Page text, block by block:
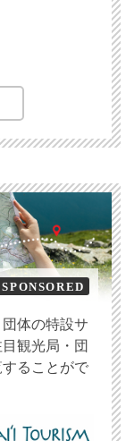
SPONSORED
体の特設サ
観光局・団
ることがで